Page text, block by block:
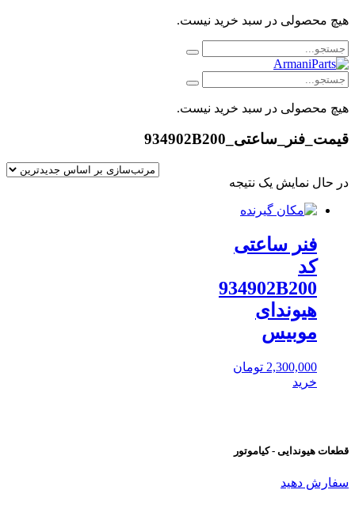
هیچ محصولی در سبد خرید نیست.
هیچ محصولی در سبد خرید نیست.
قیمت_فنر_ساعتی_934902B200
در حال نمایش یک نتیجه
فنر ساعتی
کد
934902B200
هیوندای
موبیس
2,300,000 تومان
خرید
قطعات هیوندایی - کیاموتور
سفارش دهید